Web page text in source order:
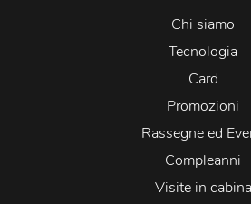
Chi siamo
Tecnologia
Card
Promozioni
Rassegne ed
Compleanni
Visite in cabina